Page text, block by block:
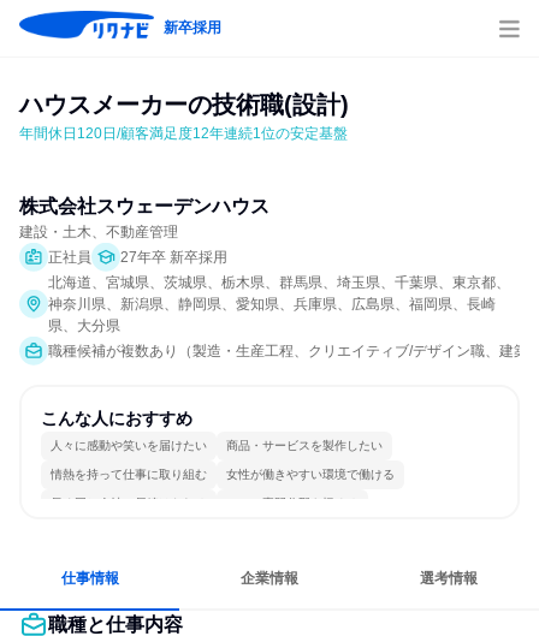
新卒採用
ハウスメーカーの技術職(設計)
年間休日120日/顧客満足度12年連続1位の安定基盤
株式会社スウェーデンハウス
建設・土木、不動産管理
正社員
27年卒 新卒採用
北海道、宮城県、茨城県、栃木県、群馬県、埼玉県、千葉県、東京都、
神奈川県、新潟県、静岡県、愛知県、兵庫県、広島県、福岡県、長崎
県、大分県
職種候補が複数あり（製造・生産工程、クリエイティブ/デザイン職、建築/
こんな人におすすめ
人々に感動や笑いを届けたい 商品・サービスを製作したい
情熱を持って仕事に取り組む 女性が働きやすい環境で働ける
長く同じ会社に居続けられる 一つの専門分野を極める
仕事情報 企業情報 選考情報
職種と仕事内容